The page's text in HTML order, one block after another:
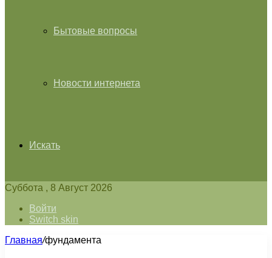
Бытовые вопросы
Новости интернета
Искать
Суббота , 8 Август 2026
Войти
Switch skin
Главная/фундамента